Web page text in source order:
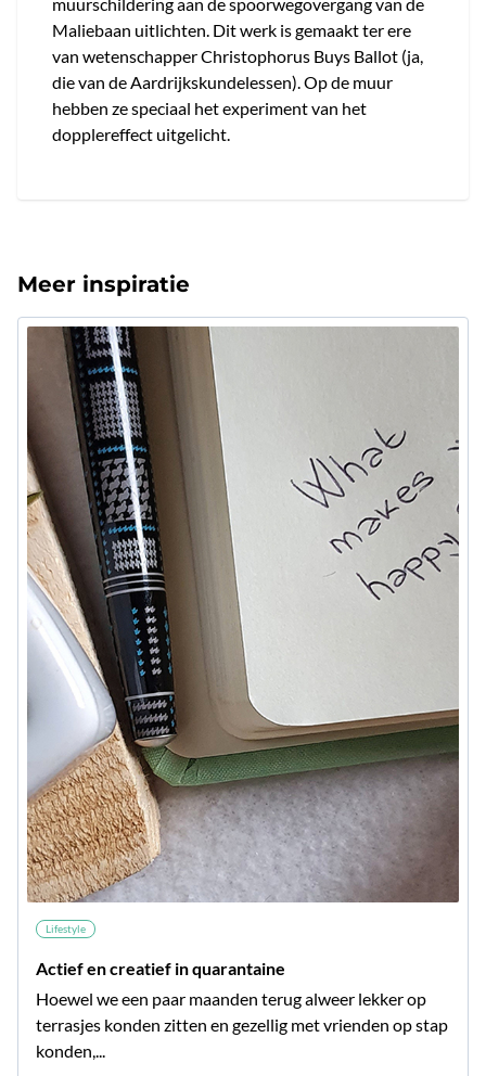
Maliebaan uitlichten. Dit werk is gemaakt ter ere
van wetenschapper Christophorus Buys Ballot (ja,
die van de Aardrijkskundelessen). Op de muur
hebben ze speciaal het experiment van het
dopplereffect uitgelicht.
Meer inspiratie
Lifestyle
Actief en creatief in quarantaine
Hoewel we een paar maanden terug alweer lekker op
terrasjes konden zitten en gezellig met vrienden op stap
konden,...